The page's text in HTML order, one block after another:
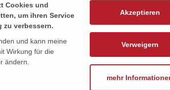
Cookies und
um ihren Service
zu verbessern.
und kann meine
Wirkung für die
ändern.
Akzeptieren
Verweigern
mehr